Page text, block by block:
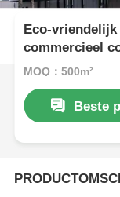
Eco-
commercieel
structuur
MOQ：500m²
Beste